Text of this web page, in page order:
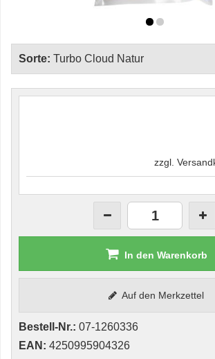
Sorte: Turbo Cloud Natur
zzgl.
In den Warenkorb
Auf den Merkzettel
Bestell-Nr.: 07-1260336
EAN: 4250995904326